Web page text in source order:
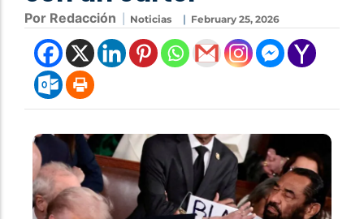
Por Redacción Noticias | February 25, 2026